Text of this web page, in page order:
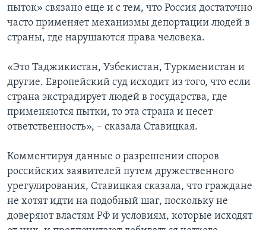
пыток» связано еще и с тем, что Россия достаточно
часто применяет механизмы депортации людей в
страны, где нарушаются права человека.
«Это Таджикистан, Узбекистан, Туркменистан и
другие. Европейский суд исходит из того, что если
страна экстрадирует людей в государства, где
применяются пытки, то эта страна и несет
ответственность», – сказала Ставицкая.
Комментируя данные о разрешении споров
российских заявителей путем дружественного
урегулирования, Ставицкая сказала, что граждане
не хотят идти на подобный шаг, поскольку не
доверяют властям РФ и условиям, которые исходят